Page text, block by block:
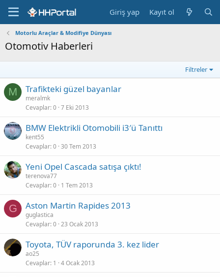
Giriş yap Kayıt ol
Motorlu Araçlar & Modifiye Dünyası
Otomotiv Haberleri
Filtreler
M Trafikteki güzel bayanlar
meralmk
Cevaplar 0 7 Eki 2013
BMW Elektrikli Otomobili i3′ü Tanıttı
kent55
Cevaplar 0 30 Tem 2013
Yeni Opel Cascada satışa çıktı!
terenova77
Cevaplar 0 1 Tem 2013
G Aston Martin Rapides 2013
guglastica
Cevaplar 0 23 Ocak 2013
Toyota, TÜV raporunda 3. kez lider
ao25
Cevaplar 1 4 Ocak 2013